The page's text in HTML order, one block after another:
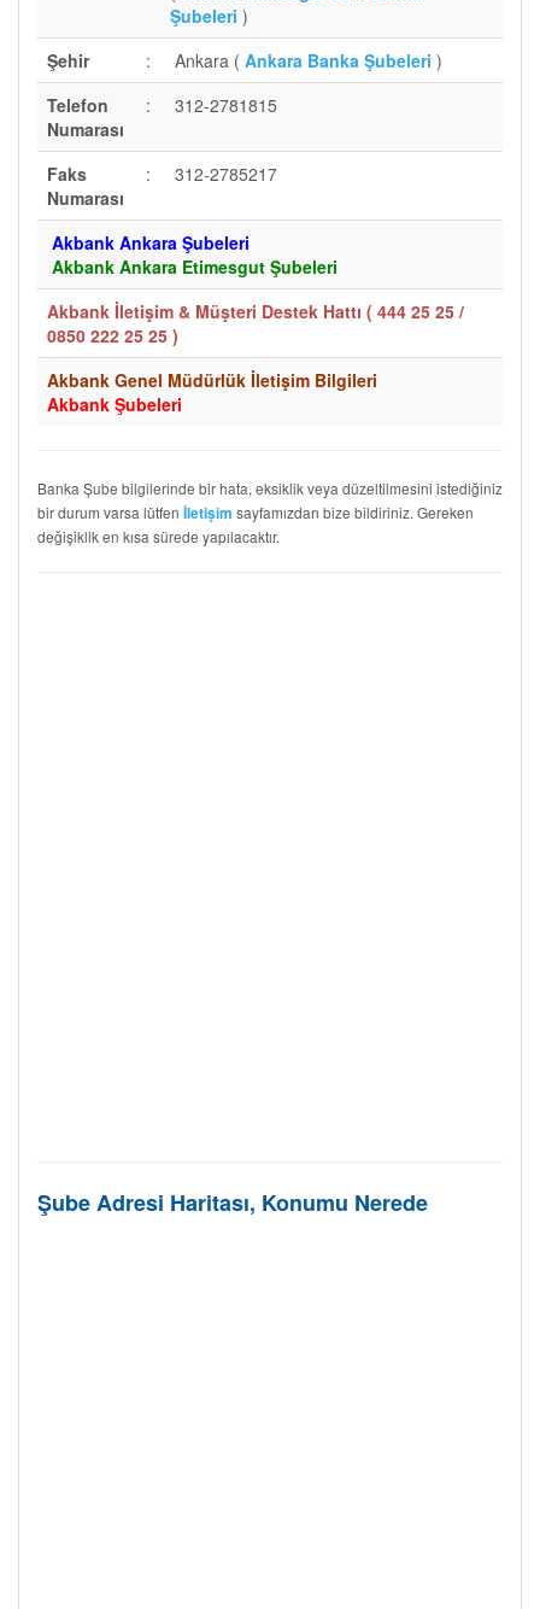
Şubeleri )
Şehir
: Ankara ( Ankara Banka Şubeleri )
Telefon
Numarası
: 312-2781815
Faks
Numarası
: 312-2785217
Akbank Ankara Şubeleri
Akbank Ankara Etimesgut Şubeleri
Akbank İletişim & Müşteri Destek Hattı ( 444 25 25 /
0850 222 25 25 )
Akbank Genel Müdürlük İletişim Bilgileri
Akbank Şubeleri
Banka Şube bilgilerinde bir hata, eksiklik veya düzeltilmesini istediğiniz
bir durum varsa lütfen İletişim sayfamızdan bize bildiriniz. Gereken
değişiklik en kısa sürede yapılacaktır.
Şube Adresi Haritası, Konumu Nerede